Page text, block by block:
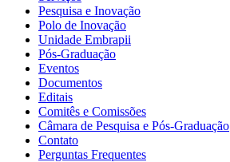
Pesquisa e Inovação
Polo de Inovação
Unidade Embrapii
Pós-Graduação
Eventos
Documentos
Editais
Comitês e Comissões
Câmara de Pesquisa e Pós-Graduação
Contato
Perguntas Frequentes